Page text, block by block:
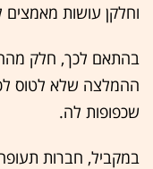
וחלקן עושות
בהתאם לכך, חלק
ההמלצה שלא לטוס
שכפופות לה.
במקביל, חברות